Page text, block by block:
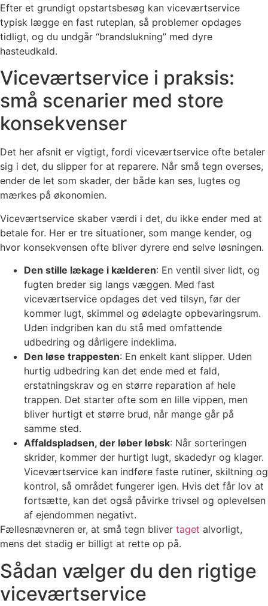
Efter et grundigt opstartsbesøg kan viceværtservice
typisk lægge en fast ruteplan, så problemer opdages
tidligt, og du undgår “brandslukning” med dyre
hasteudkald.
Viceværtservice i praksis:
små scenarier med store
konsekvenser
Det her afsnit er vigtigt, fordi viceværtservice ofte betaler
sig i det, du slipper for at reparere. Når små tegn overses,
ender de let som skader, der både kan ses, lugtes og
mærkes på økonomien.
Viceværtservice skaber værdi i det, du ikke ender med at
betale for. Her er tre situationer, som mange kender, og
hvor konsekvensen ofte bliver dyrere end selve løsningen.
Den stille lækage i kælderen: En ventil siver lidt, og
fugten breder sig langs væggen. Med fast
viceværtservice opdages det ved tilsyn, før der
kommer lugt, skimmel og ødelagte opbevaringsrum.
Uden indgriben kan du stå med omfattende
udbedring og dårligere indeklima.
Den løse trappesten: En enkelt kant slipper. Uden
hurtig udbedring kan det ende med et fald,
erstatningskrav og en større reparation af hele
trappen. Det starter ofte som en lille vippen, men
bliver hurtigt et større brud, når mange går på
samme sted.
Affaldspladsen, der løber løbsk: Når sorteringen
skrider, kommer der hurtigt lugt, skadedyr og klager.
Viceværtservice kan indføre faste rutiner, skiltning og
kontrol, så området fungerer igen. Hvis det får lov at
fortsætte, kan det også påvirke trivsel og oplevelsen
af ejendommen negativt.
Fællesnævneren er, at små tegn bliver taget alvorligt,
mens det stadig er billigt at rette op på.
Sådan vælger du den rigtige
viceværtservice